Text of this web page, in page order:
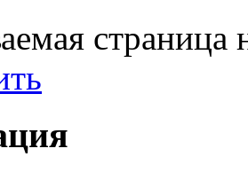
страница